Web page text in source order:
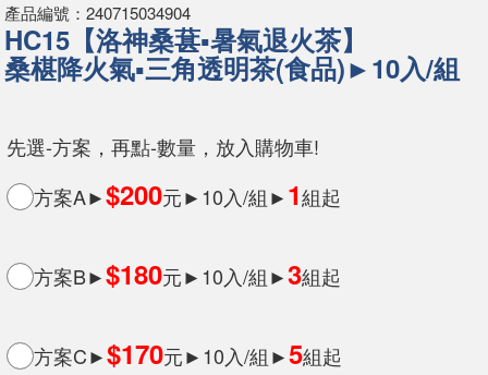
產品編號：240715034904
HC15【洛神桑葚▪暑氣退火茶】
桑椹降火氣▪三角透明茶(食品)►10入/組
先選-方案，再點-數量，放入購物車!
方案A►$200元►10入/組►1組起
方案B►$180元►10入/組►3組起
方案C►$170元►10入/組►5組起